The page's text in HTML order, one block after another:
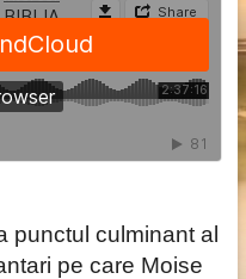
punctul culminant al
pe care Moise